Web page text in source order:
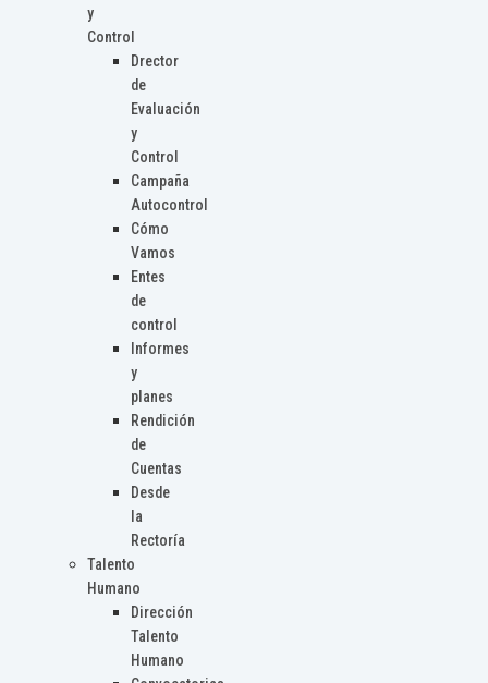
y
Control
Drector
de
Evaluación
y
Control
Campaña
Autocontrol
Cómo
Vamos
Entes
de
control
Informes
y
planes
Rendición
de
Cuentas
Desde
la
Rectoría
Talento
Humano
Dirección
Talento
Humano